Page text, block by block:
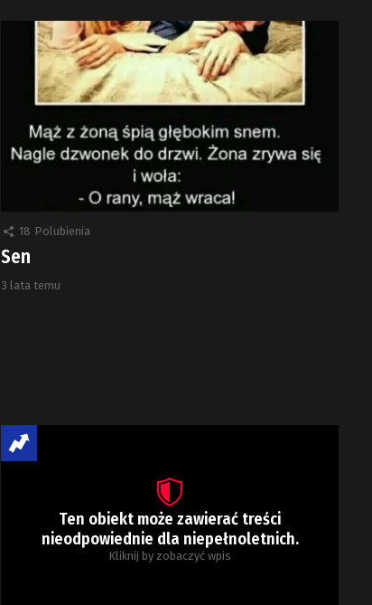
18 Polubienia
Sen
3 lata temu
Ten obiekt może zawierać treści
nieodpowiednie dla niepełnoletnich.
Kliknij by zobaczyć wpis